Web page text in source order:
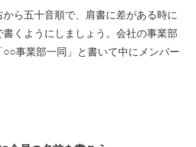
ら五十音順で、肩書に差がある時に
くようにしましょう。会社の事業部
事業部一同」と書いて中にメンバー